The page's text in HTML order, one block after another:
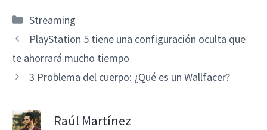
Categorías
Streaming
PlayStation 5 tiene una configuración oculta que
te ahorrará mucho tiempo
3 Problema del cuerpo: ¿Qué es un Wallfacer?
Raúl Martínez